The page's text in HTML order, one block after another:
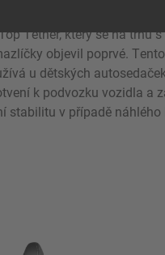
Tether, který se na trhu
objevil poprvé.
u dětských
k podvozku vozidla a
stabilitu v případě náhlého